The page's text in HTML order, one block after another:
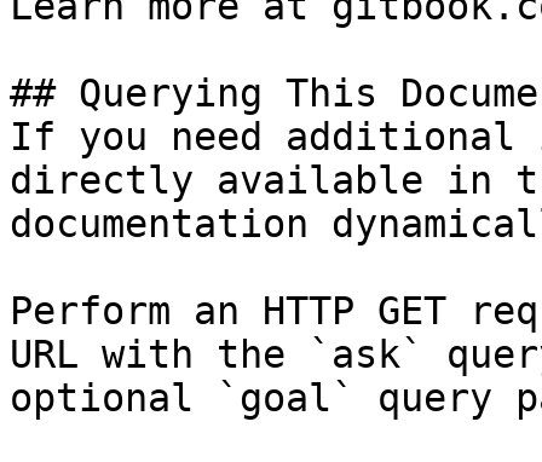
## Querying This
If you need
directly available in
documentation
Perform an HTTP GET
URL with the `ask`
optional `goal` query